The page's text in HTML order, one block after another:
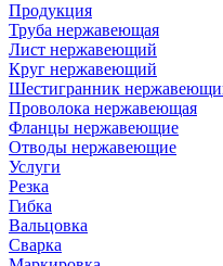
Продукция
Труба нержавеющая
Лист нержавеющий
Круг нержавеющий
Шестигранник
Проволока нержавеющая
Фланцы нержавеющие
Отводы нержавеющие
Услуги
Резка
Гибка
Вальцовка
Сварка